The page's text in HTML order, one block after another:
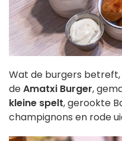
Wat de burgers betreft,
deAmatxi Burger,
kleine spelt, gerookte
champignons en rode